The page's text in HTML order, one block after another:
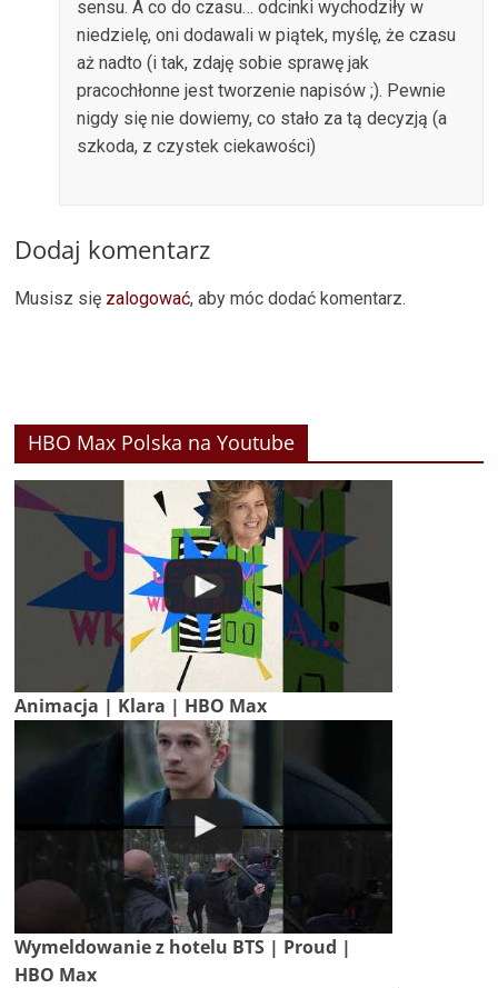
sensu. A co do czasu… odcinki wychodziły w
niedzielę, oni dodawali w piątek, myślę, że czasu
aż nadto (i tak, zdaję sobie sprawę jak
pracochłonne jest tworzenie napisów ;). Pewnie
nigdy się nie dowiemy, co stało za tą decyzją (a
szkoda, z czystek ciekawości)
Dodaj komentarz
Musisz się zalogować, aby móc dodać komentarz.
HBO Max Polska na Youtube
Animacja | Klara | HBO Max
Wymeldowanie z hotelu BTS | Proud |
HBO Max